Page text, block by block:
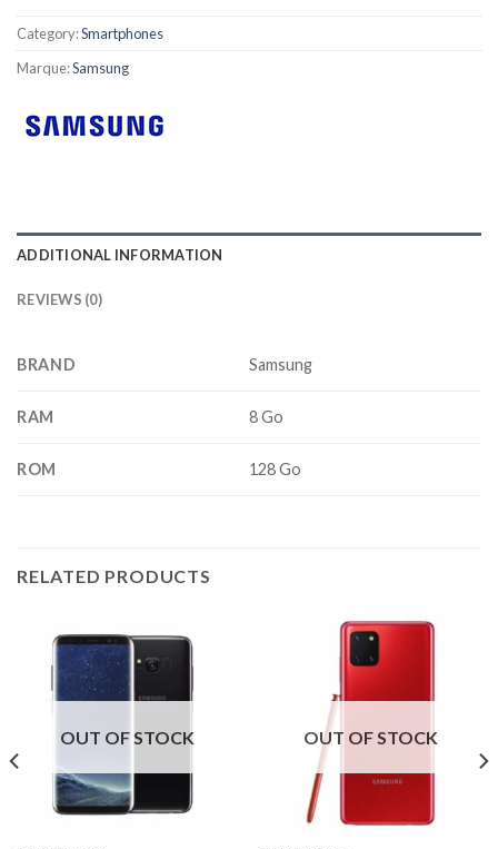
Category:Smartphones
Marque:Samsung
ADDITIONAL INFORMATION
REVIEWS (0)
BRAND Samsung
RAM 8 Go
ROM 128 Go
RELATED PRODUCTS
OUT OF STOCK OUT OF STOCK